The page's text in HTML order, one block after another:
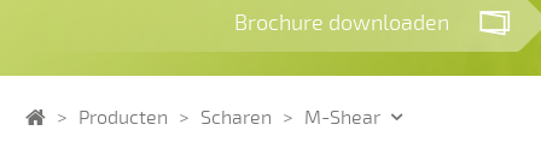
Brochure downloaden
HomeProducten Scharen M-Shear